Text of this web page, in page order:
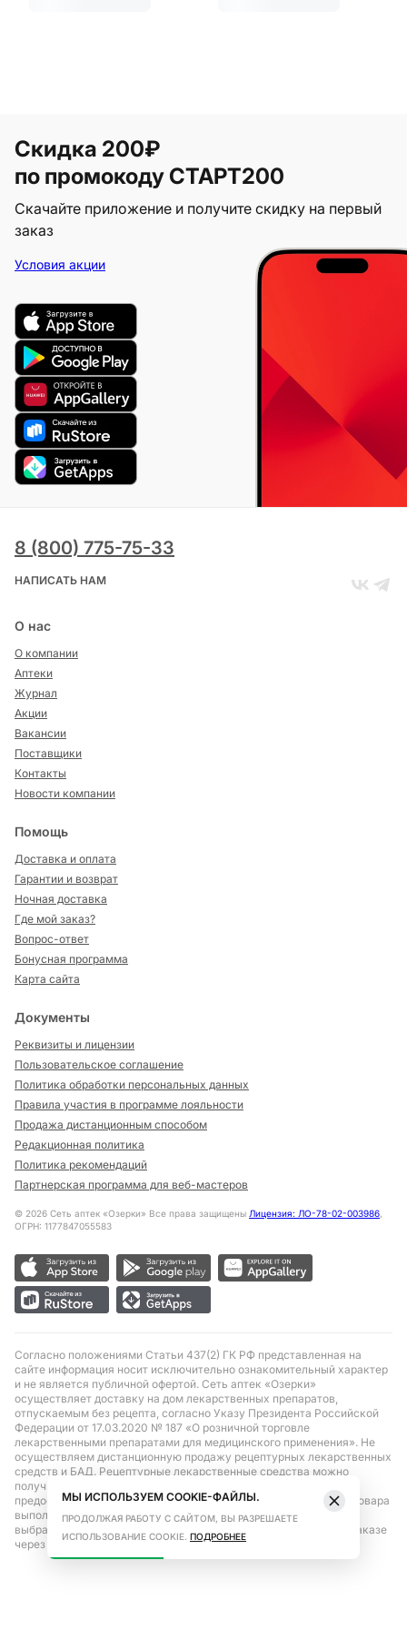
Скидка 200₽
по промокоду СТАРТ200
Скачайте приложение и получите скидку на первый
заказ
Условия акции
8 (800) 775-75-33
НАПИСАТЬ НАМ
О нас
О компании
Аптеки
Журнал
Акции
Вакансии
Поставщики
Контакты
Новости компании
Помощь
Доставка и оплата
Гарантии и возврат
Ночная доставка
Где мой заказ?
Вопрос-ответ
Бонусная программа
Карта сайта
Документы
Реквизиты и лицензии
Пользовательское соглашение
Политика обработки персональных данных
Правила участия в программе лояльности
Продажа дистанционным способом
Редакционная политика
Политика рекомендаций
Партнерская программа для веб-мастеров
© 2026 Сеть аптек «Озерки» Все права защищены Лицензия: ЛО-78-02-003986,
ОГРН: 1177847055583
Согласно положениями Статьи 437(2) ГК РФ представленная на
сайте информация носит исключительно ознакомительный характер
и не является публичной офертой. Сеть аптек «Озерки»
осуществляет доставку на дом лекарственных препаратов,
отпускаемым без рецепта, согласно Указу Президента Российской
Федерации от 17.03.2020 № 187 «О розничной торговле
лекарственными препаратами для медицинского применения». Не
осуществляем дистанционную продажу рецептурных лекарственных
средств и БАД. Рецептурные лекарственные средства можно
получить только при помощи самовывоза в аптеке при
предоставлении рецепта, выписанного врачом. Бронирование товара
выполняется при условиях последующего выкупа заказа в
выбранном аптечном пункте. Цена действительна только при заказе
через сайт.
МЫ ИСПОЛЬЗУЕМ COOKIE-ФАЙЛЫ.
ПРОДОЛЖАЯ РАБОТУ С САЙТОМ, ВЫ РАЗРЕШАЕТЕ
ИСПОЛЬЗОВАНИЕ COOKIE. ПОДРОБНЕЕ